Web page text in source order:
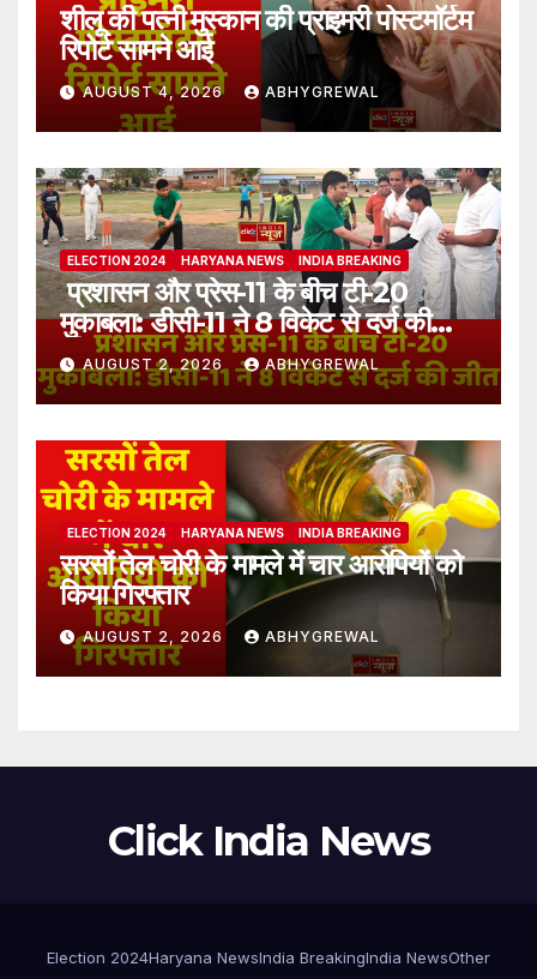
शीलू की पत्नी मुस्कान की प्राइमरी पोस्टमॉर्टम
रिपोर्ट सामने आई
AUGUST 4, 2026 ABHYGREWAL
ELECTION 2024 HARYANA NEWS INDIA BREAKING
प्रशासन और प्रेस-11 के बीच टी-20
मुकाबला: डीसी-11 ने 8 विकेट से दर्ज की
जीतAUGUST 2, 2026 ABHYGREWAL
ELECTION 2024 HARYANA NEWS INDIA BREAKING
सरसों तेल चोरी के मामले में चार आरोपियों को
किया गिरफ्तार
AUGUST 2, 2026 ABHYGREWAL
Click India News
Election 2024Haryana NewsIndia BreakingIndia NewsOther